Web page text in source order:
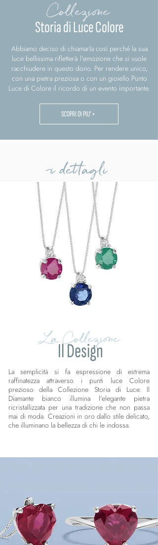
Collezione
Storia di Luce Colore
Abbiamo deciso di chiamarla così perché la sua
luce bellissima rifletterà l'emozione che si vuole
racchiudere in questo dono. Per rendere unico,
con una pietra preziosa o con un gioiello Punto
Luce di Colore il ricordo di un evento importante.
SCOPRI DI PIU' >
i dettagli
La Collezione
Il Design
La semplicità si fa espressione di estrema
raffinatezza attraverso i punti luce Colore
prezioso della Collezione Storia di Luce. Il
Diamante bianco illumina l'elegante pietra
ricristallizzata per una tradizione che non passa
mai di moda. Creazioni in oro dallo stile delicato,
che illuminano la bellezza di chi le indossa.